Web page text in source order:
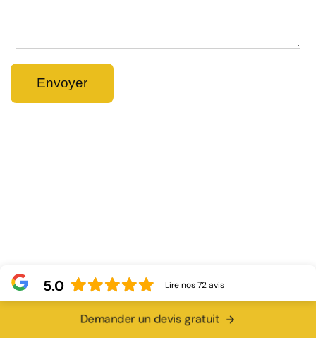
Demander un devis gratuit
5.0 Lire nos72avis